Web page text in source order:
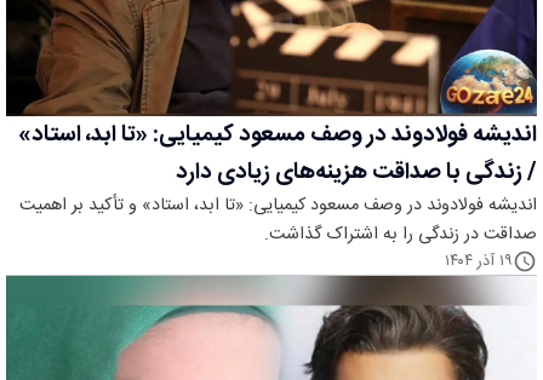
اندیشه فولادوند در وصف مسعود کیمیایی: «تا ابد، استاد»
/ زندگی با صداقت هزینه‌های زیادی دارد
اندیشه فولادوند در وصف مسعود کیمیایی: «تا ابد، استاد» و تأکید بر اهمیت
صداقت در زندگی را به اشتراک گذاشت.
۱۹ آذر ۱۴۰۴